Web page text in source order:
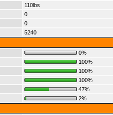
110lbs
0
0
5240
0%
100%
100%
100%
47%
2%